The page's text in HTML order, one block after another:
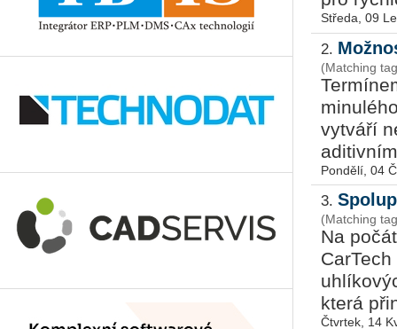
Středa, 09
2.
(Matching
vytváří
Pondělí, 04
3.
(Matching
Na
která
Čtvrtek, 14